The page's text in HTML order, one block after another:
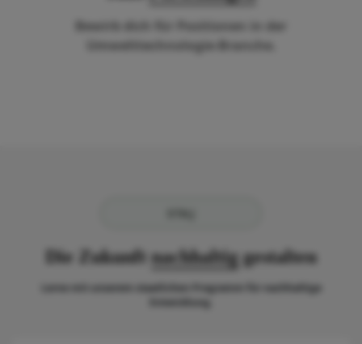
Bewirb dich für Positionen in der
Umwelttechnologie-Branche.
Die Zukunft nachhaltiggestalten
Lerne mit unserem staatlichen Programm für nachhaltige